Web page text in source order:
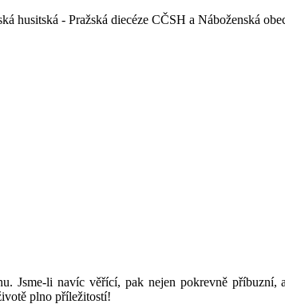
husitská - Pražská diecéze CČSH a Náboženská
Jsme-li navíc věřící, pak nejen pokrevně příbuzní,
plno příležitostí!